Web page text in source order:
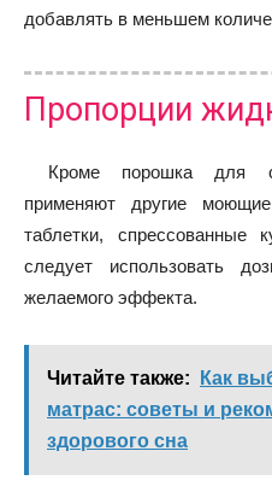
добавлять в меньшем
Пропорции
Кроме порошка для
применяют другие
таблетки,
следует использовать
желаемого эффекта.
Читайте также:
Как
матрас: советы и
здорового сна